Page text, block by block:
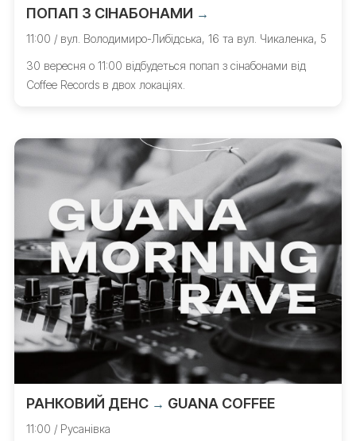
ПОПАП З СІНАБОНАМИ →
11:00 / вул. Володимиро-Либідська, 16 та вул. Чикаленка, 5
30 вересня о 11:00 відбудеться попап з сінабонами від
Coffee Records в двох локаціях.
РАНКОВИЙ ДЕНС → GUANA COFFEE
11:00 / Русанівка